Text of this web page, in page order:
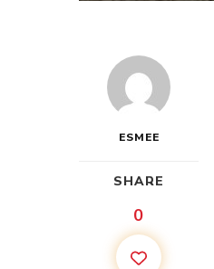
ESMEE
SHARE
0